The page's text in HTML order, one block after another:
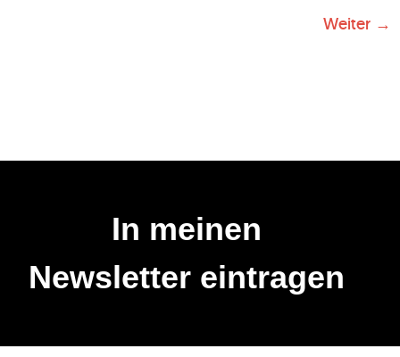
Weiter →
In meinen
Newsletter eintragen